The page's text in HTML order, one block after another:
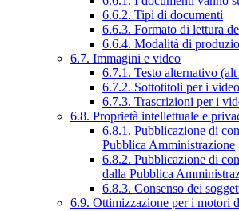
6.6.2. Tipi di documenti
6.6.3. Formato di lettura
6.6.4. Modalità di
6.7. Immagini e video
6.7.1. Testo alternativo
6.7.2. Sottotitoli per i video
6.7.3. Trascrizioni per i
6.8. Proprietà intellettuale e
6.8.1. Pubblicazione di
Pubblica Amministrazione
6.8.2. Pubblicazione di
dalla Pubblica
6.8.3. Consenso dei
6.9. Ottimizzazione per i motori